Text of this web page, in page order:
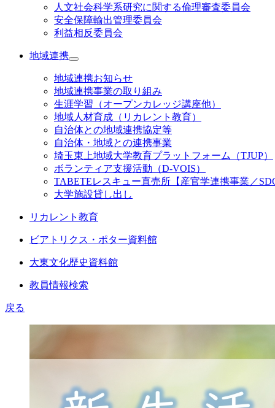
人文社会科学系研究に関する倫理審査委員会
安全保障輸出管理委員会
利益相反委員会
地域連携
地域連携お知らせ
地域連携事業の取り組み
生涯学習（オープンカレッジ講座他）
地域人材育成（リカレント教育）
自治体との地域連携協定等
自治体・地域との連携事業
埼玉東上地域大学教育プラットフォーム（TJUP）
ボランティア支援活動（D-VOIS）
TABETEレスキュー直売所【産官学連携事業／
大学施設貸し出し
リカレント教育
ビアトリクス・ポター資料館
大東文化歴史資料館
教員情報検索
戻る